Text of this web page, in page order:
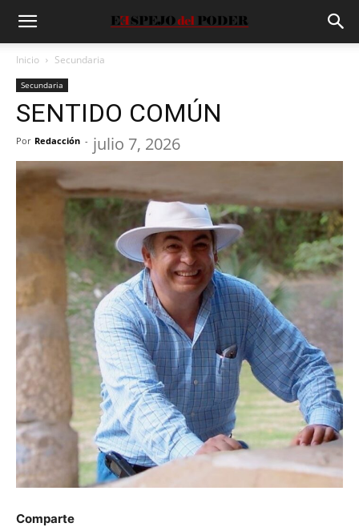
Inicio Secundaria
Secundaria
SENTIDO COMÚN
Por Redacción - julio 7, 2026
Comparte